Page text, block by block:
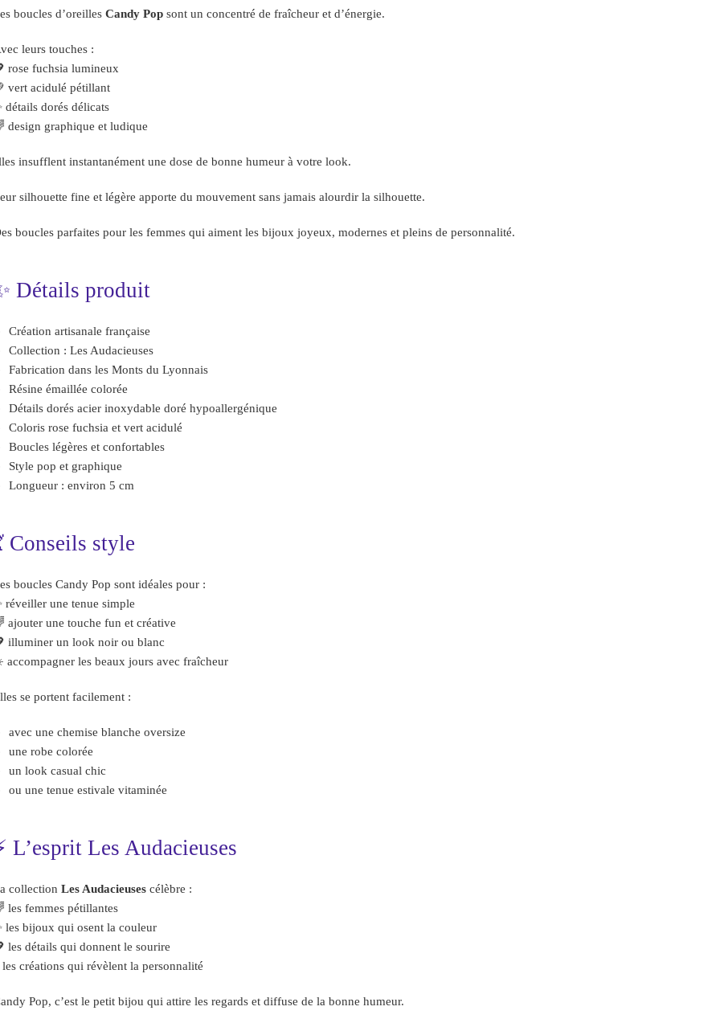
boucles d’oreilles Candy Pop sont un concentré de fraîcheur et d’énergie.
leurs touches :
rose fuchsia lumineux
vert acidulé pétillant
détails dorés délicats
design graphique et ludique
insufflent instantanément une dose de bonne humeur à votre look.
silhouette fine et légère apporte du mouvement sans jamais alourdir la silhouette.
boucles parfaites pour les femmes qui aiment les bijoux joyeux, modernes et pleins de personnalité.
Détails produit
Création artisanale française
Collection : Les Audacieuses
Fabrication dans les Monts du Lyonnais
Résine émaillée colorée
Détails dorés acier inoxydable doré hypoallergénique
Coloris rose fuchsia et vert acidulé
Boucles légères et confortables
Style pop et graphique
Longueur : environ 5 cm
Conseils style
boucles Candy Pop sont idéales pour :
réveiller une tenue simple
ajouter une touche fun et créative
illuminer un look noir ou blanc
accompagner les beaux jours avec fraîcheur
se portent facilement :
avec une chemise blanche oversize
une robe colorée
un look casual chic
ou une tenue estivale vitaminée
L’esprit Les Audacieuses
collection Les Audacieuses célèbre :
les femmes pétillantes
les bijoux qui osent la couleur
les détails qui donnent le sourire
les créations qui révèlent la personnalité
Pop, c’est le petit bijou qui attire les regards et diffuse de la bonne humeur.